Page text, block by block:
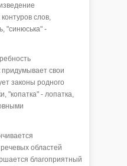
слов,
"синюська" -
придумывает свои
законы родного
"копатка" - лопатка,
областей
благоприятный